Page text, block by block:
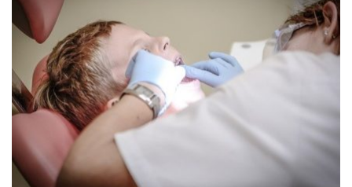
zwiększonegoryzyka udarów i zawałów
. Dzieci z zespołem
Williamsa mogą mieć także wady układu moczowego
, takie jak
zwężenie aorty zstępującej, oraz problemy z nerkami, co
prowadzi do częstomoczu i zakażeń dróg moczowych. Często
występują równieżzaburzenia wzroku
nadwzroczność, orazproblemy z tarczycą i metabolizmem
dzieci z zespołem Williamsa często obserwuje się
opóźnienia w
rozwoju motorycznym
trudności behawioralne,